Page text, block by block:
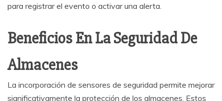
para registrar el evento o activar una alerta.
Beneficios En La Seguridad De
Almacenes
La incorporación de sensores de seguridad permite mejorar
significativamente la protección de los almacenes. Estos